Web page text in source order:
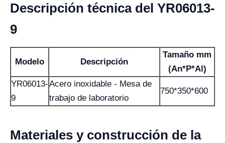
Descripción técnica del YR06013-
9
Modelo Descripción
Tamaño mm
(An*P*Al)
YR06013-
9
Acero inoxidable - Mesa de
trabajo de laboratorio
750*350*600
Materiales y construcción de la